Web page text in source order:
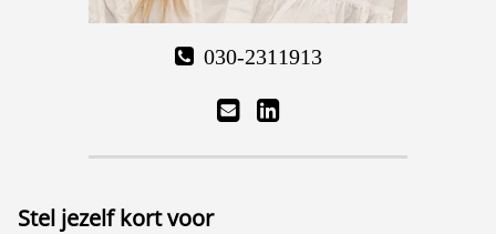
030-2311913
Stel jezelf kort voor